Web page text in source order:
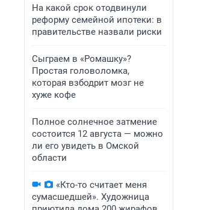
На какой срок отодвинули
реформу семейной ипотеки: в
правительстве назвали риски
Сыграем в «Ромашку»?
Простая головоломка,
которая взбодрит мозг не
хуже кофе
Полное солнечное затмение
состоится 12 августа — можно
ли его увидеть в Омской
области
«Кто-то считает меня
сумасшедшей». Художница